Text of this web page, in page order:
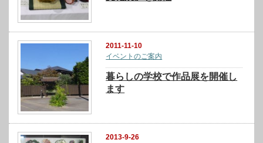
2011-11-10
イベントのご案内
暮らしの学校で作品展を開催し
ます
2013-9-26